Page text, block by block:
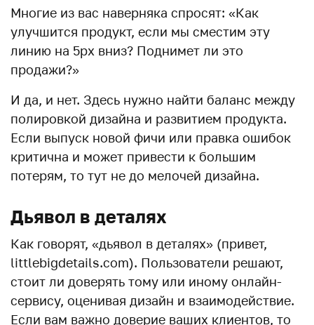
Многие из вас наверняка спросят: «Как
улучшится продукт, если мы сместим эту
линию на 5px вниз? Поднимет ли это
продажи?»
И да, и нет. Здесь нужно найти баланс между
полировкой дизайна и развитием продукта.
Если выпуск новой фичи или правка ошибок
критична и может привести к большим
потерям, то тут не до мелочей дизайна.
Дьявол в деталях
Как говорят, «дьявол в деталях» (привет,
littlebigdetails.com). Пользователи решают,
стоит ли доверять тому или иному онлайн-
сервису, оценивая дизайн и взаимодействие.
Если вам важно доверие ваших клиентов, то